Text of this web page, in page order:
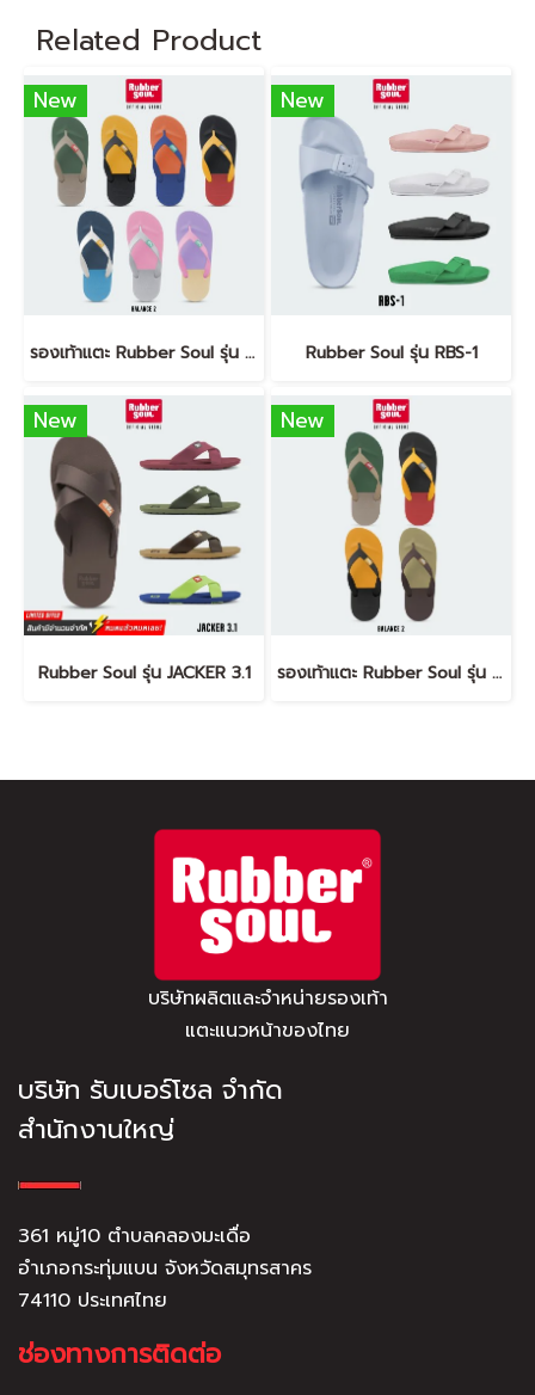
Related Product
New
รองเท้าแตะ Rubber Soul รุ่น Balance-2
New
Rubber Soul รุ่น RBS-1
New
Rubber Soul รุ่น JACKER 3.1
New
รองเท้าแตะ Rubber Soul รุ่น Balance-2
บริษัทผลิตและจำหน่ายรองเท้า
แตะแนวหน้าของไทย
บริษัท รับเบอร์โซล จำกัด
สำนักงานใหญ่
361 หมู่10 ตำบลคลองมะเดื่อ
อำเภอกระทุ่มแบน จังหวัดสมุทรสาคร
74110 ประเทศไทย
ช่องทางการติดต่อ